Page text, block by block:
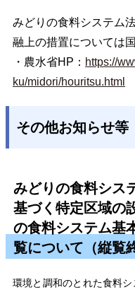
みどりの食料システム
融上の措置については
・農水省HP： https://
ku/midori/houritsu.html
その他お知らせ等
みどりの食料シス
基づく特定区域の
の食料システム基
覧について（縦覧
環境と調和のとれた食料